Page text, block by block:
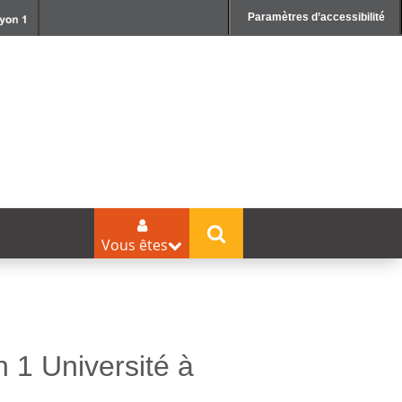
Paramètres d’accessibilité
Vous êtes
1 Université à